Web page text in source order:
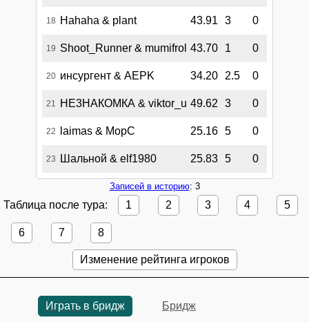
18 Hahaha & plant 43.91 3 0
19 Shoot_Runner & mumifrol 43.70 1 0
20 инсургент & AEPK 34.20 2.5 0
21 НЕ3НАКОМКА & viktor_u 49.62 3 0
22 laimas & MopC 25.16 5 0
23 Шальной & elf1980 25.83 5 0
Записей в историю: 3
Таблица после тура: 1 2 3 4 5
6 7 8
Изменение рейтинга игроков
Играть в бридж Бридж